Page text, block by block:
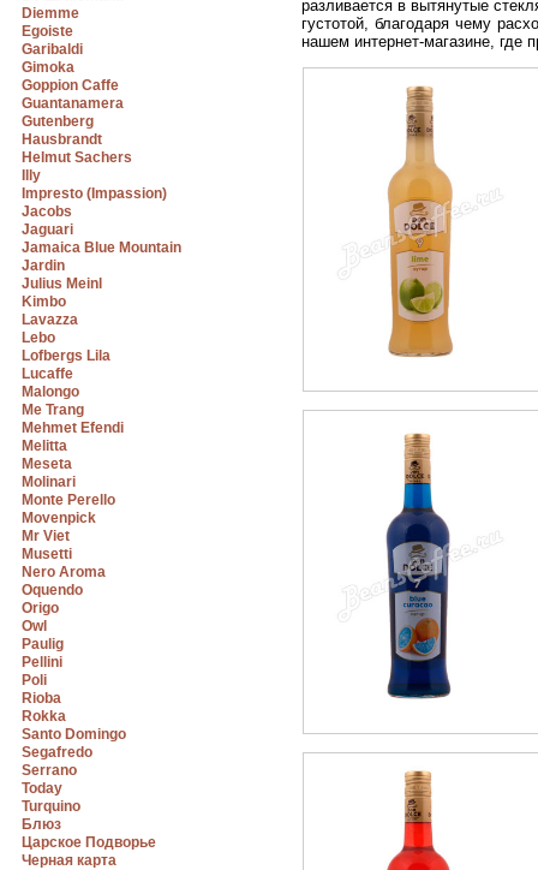
Diemme
Egoiste
Garibaldi
Gimoka
Goppion Caffe
Guantanamera
Gutenberg
Hausbrandt
Helmut Sachers
Illy
Impresto (Impassion)
Jacobs
Jaguari
Jamaica Blue Mountain
Jardin
Julius Meinl
Kimbo
Lavazza
Lebo
Lofbergs Lila
Lucaffe
Malongo
Me Trang
Mehmet Efendi
Melitta
Meseta
Molinari
Monte Perello
Movenpick
Mr Viet
Musetti
Nero Aroma
Oquendo
Origo
Owl
Paulig
Pellini
Poli
Rioba
Rokka
Santo Domingo
Segafredo
Serrano
Today
Turquino
Блюз
Царское Подворье
Черная карта
разливается в вытянутые
густотой, благодаря чему
нашем интернет-магазине, где